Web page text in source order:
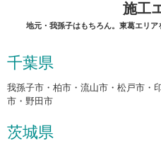
施工
地元・我孫子はもちろん。東葛エリア
千葉県
我孫子市・柏市・流山市・松戸市・
市・野田市
茨城県